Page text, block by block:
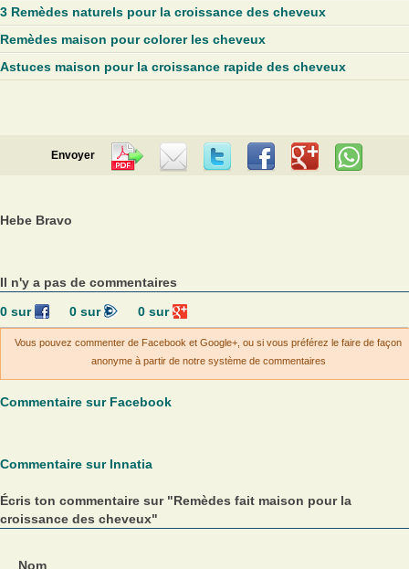
3 Remèdes naturels pour la croissance des cheveux
Remèdes maison pour colorer les cheveux
Astuces maison pour la croissance rapide des cheveux
Envoyer
Hebe Bravo
Il n'y a pas de commentaires
0sur 0sur 0 sur
Vous pouvez commenter de Facebook et Google+, ou si vous préférez le faire de façon
anonyme à partir de notre système de commentaires
Commentaire sur Facebook
Commentaire sur Innatia
Écris ton commentaire sur "Remèdes fait maison pour la
croissance des cheveux"
Nom